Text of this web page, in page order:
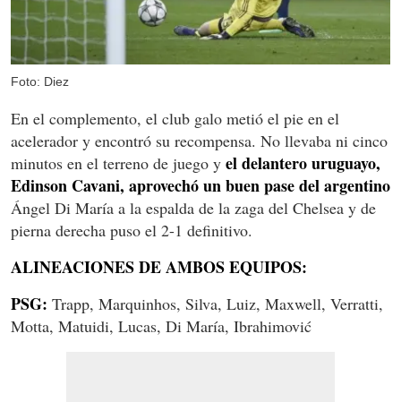
Foto: Diez
En el complemento, el club galo metió el pie en el
acelerador y encontró su recompensa. No llevaba ni cinco
minutos en el terreno de juego y el delantero uruguayo,
Edinson Cavani, aprovechó un buen pase del argentino
Ángel Di María a la espalda de la zaga del Chelsea y de
pierna derecha puso el 2-1 definitivo.
ALINEACIONES DE AMBOS EQUIPOS:
PSG: Trapp, Marquinhos, Silva, Luiz, Maxwell, Verratti,
Motta, Matuidi, Lucas, Di María, Ibrahimović